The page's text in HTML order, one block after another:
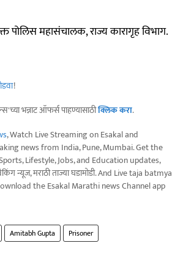
पोलिस महासंचालक, राज्य कारागृह विभाग.
!
भन्नाट ऑफर्स पाहण्यासाठीक्लिक करा.
, Watch Live Streaming on Esakal and
news from India, Pune, Mumbai. Get the
Lifestyle, Jobs, and Education updates,
न्यूज, मराठी ताज्या घडामोडी. And Live taja batmya
the Esakal Marathi news Channel app
Amitabh Gupta Prisoner